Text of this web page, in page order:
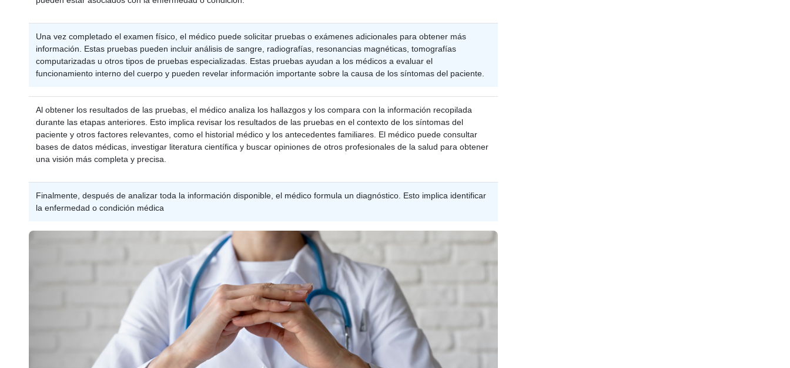
Una vez completado el examen físico, el médico puede solicitar pruebas o exámenes adicionales para obtener más
información. Estas pruebas pueden incluir análisis de sangre, radiografías, resonancias magnéticas, tomografías
computarizadas u otros tipos de pruebas especializadas. Estas pruebas ayudan a los médicos a evaluar el
funcionamiento interno del cuerpo y pueden revelar información importante sobre la causa de los síntomas del paciente.
Al obtener los resultados de las pruebas, el médico analiza los hallazgos y los compara con la información recopilada
durante las etapas anteriores. Esto implica revisar los resultados de las pruebas en el contexto de los síntomas del
paciente y otros factores relevantes, como el historial médico y los antecedentes familiares. El médico puede consultar
bases de datos médicas, investigar literatura científica y buscar opiniones de otros profesionales de la salud para obtener
una visión más completa y precisa.
Finalmente, después de analizar toda la información disponible, el médico formula un diagnóstico. Esto implica identificar
la enfermedad o condición médica